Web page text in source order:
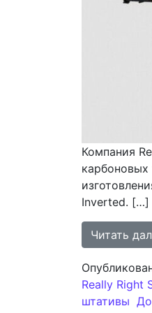
Компания
карбоновых
Inverted. […]
Читать
Really Right
штативы